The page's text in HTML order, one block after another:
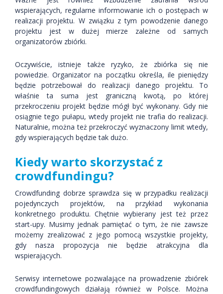
wspierających, regularne informowanie ich o postępach w
realizacji projektu. W związku z tym powodzenie danego
projektu jest w dużej mierze zależne od samych
organizatorów zbiórki.
Oczywiście, istnieje także ryzyko, że zbiórka się nie
powiedzie. Organizator na początku określa, ile pieniędzy
będzie potrzebował do realizacji danego projektu. To
właśnie ta suma jest graniczną kwotą, po której
przekroczeniu projekt będzie mógł być wykonany. Gdy nie
osiągnie tego pułapu, wtedy projekt nie trafia do realizacji.
Naturalnie, można też przekroczyć wyznaczony limit wtedy,
gdy wspierających będzie tak dużo.
Kiedy warto skorzystać z
crowdfundingu?
Crowdfunding dobrze sprawdza się w przypadku realizacji
pojedynczych projektów, na przykład wykonania
konkretnego produktu. Chętnie wybierany jest też przez
start-upy. Musimy jednak pamiętać o tym, że nie zawsze
możemy zrealizować z jego pomocą wszystkie projekty,
gdy nasza propozycja nie będzie atrakcyjna dla
wspierających.
Serwisy internetowe pozwalające na prowadzenie zbiórek
crowdfundingowych działają również w Polsce. Można